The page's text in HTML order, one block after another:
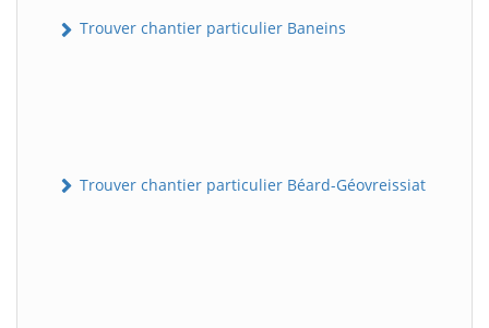
Trouver chantier particulier Baneins
Trouver chantier particulier Béard-Géovreissiat